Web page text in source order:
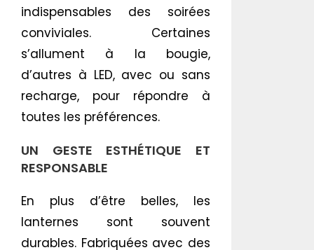
indispensables des soirées
conviviales. Certaines
s’allument à la bougie,
d’autres à LED, avec ou sans
recharge, pour répondre à
toutes les préférences.
UN GESTE ESTHÉTIQUE ET
RESPONSABLE
En plus d’être belles, les
lanternes sont souvent
durables. Fabriquées avec des